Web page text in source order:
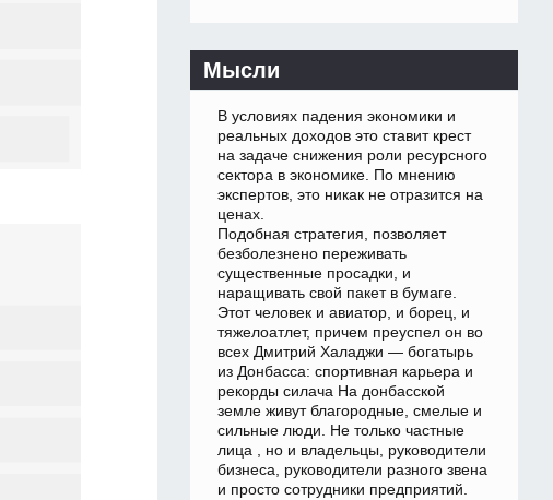
Мысли
В условиях падения экономики и
реальных доходов это ставит крест
на задаче снижения роли ресурсного
сектора в экономике. По мнению
экспертов, это никак не отразится на
ценах.
Подобная стратегия, позволяет
безболезнено переживать
существенные просадки, и
наращивать свой пакет в бумаге.
Этот человек и авиатор, и борец, и
тяжелоатлет, причем преуспел он во
всех Дмитрий Халаджи — богатырь
из Донбасса: спортивная карьера и
рекорды силача На донбасской
земле живут благородные, смелые и
сильные люди. Не только частные
лица , но и владельцы, руководители
бизнеса, руководители разного звена
и просто сотрудники предприятий.